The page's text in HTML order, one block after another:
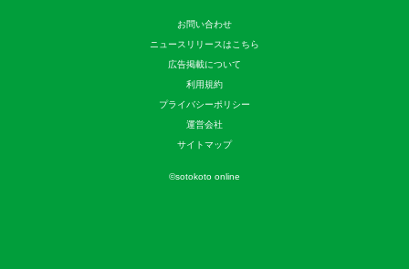
お問い合わせ
ニュースリリースはこちら
広告掲載について
利用規約
プライバシーポリシー
運営会社
サイトマップ
©sotokoto online